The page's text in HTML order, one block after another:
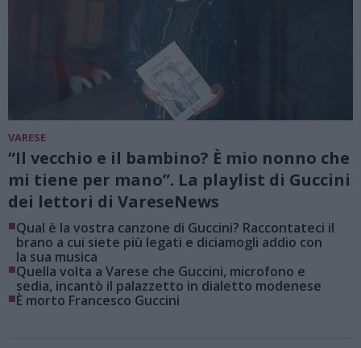
VARESE
“Il vecchio e il bambino? È mio nonno che
mi tiene per mano”. La playlist di Guccini
dei lettori di VareseNews
■Qual è la vostra canzone di Guccini? Raccontateci il
brano a cui siete più legati e diciamogli addio con
la sua musica
■Quella volta a Varese che Guccini, microfono e
sedia, incantò il palazzetto in dialetto modenese
■È morto Francesco Guccini